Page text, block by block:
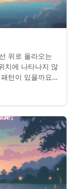
위로 올라오는
치에 나타나지 않
턴이 있을까요?